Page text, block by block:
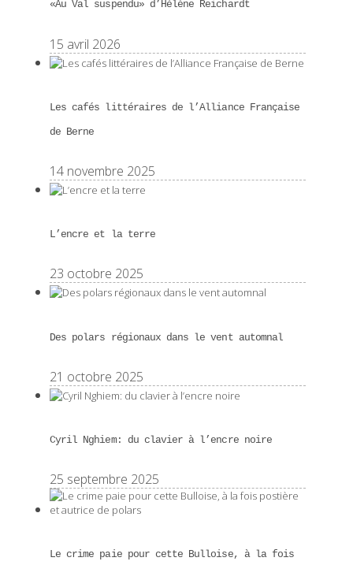
«Au Val suspendu» d’Hélène Reichardt
15 avril 2026
Les cafés littéraires de l’Alliance Française
de Berne
14 novembre 2025
L’encre et la terre
23 octobre 2025
Des polars régionaux dans le vent automnal
21 octobre 2025
Cyril Nghiem: du clavier à l’encre noire
25 septembre 2025
Le crime paie pour cette Bulloise, à la fois